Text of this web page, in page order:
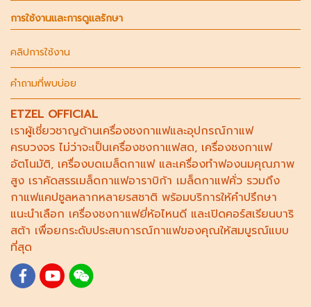
การใช้งานและการดูแลรักษา
คลิปการใช้งาน
คำถามที่พบบ่อย
ETZEL OFFICIAL
เราผู้เชี่ยวชาญด้านเครื่องชงกาแฟและอุปกรณ์กาแฟ
ครบวงจร ไม่ว่าจะเป็นเครื่องชงกาแฟสด, เครื่องชงกาแฟ
อัตโนมัติ, เครื่องบดเมล็ดกาแฟและเครื่องทำฟองนมคุณภาพ
สูง เราคัดสรรเมล็ดกาแฟอาราบิก้า เมล็ดกาแฟคั่ว รวมถึง
กาแฟแคปซูลหลากหลายรสชาติ พร้อมบริการให้คำปรึกษา
แนะนำเลือก เครื่องชงกาแฟยี่ห้อไหนดี และเปิดคอร์สเรียนบาริ
สต้า เพื่อยกระดับประสบการณ์กาแฟของคุณให้สมบูรณ์แบบ
ที่สุด